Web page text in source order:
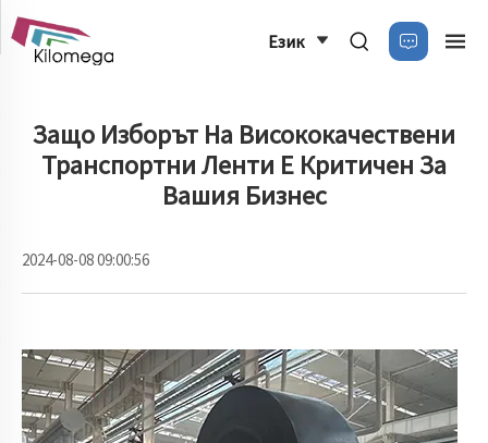
Език
Защо Изборът На Висококачествени
Транспортни Ленти Е Критичен За
Вашия Бизнес
2024-08-08 09:00:56